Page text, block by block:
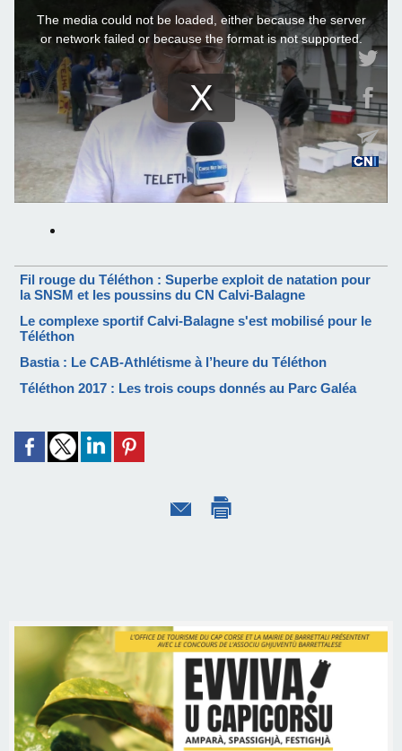
Fil rouge du Téléthon : Superbe exploit de natation pour
la SNSM et les poussins du CN Calvi-Balagne
Le complexe sportif Calvi-Balagne s'est mobilisé pour le
Téléthon
Bastia : Le CAB-Athlétisme à l’heure du Téléthon
Téléthon 2017 : Les trois coups donnés au Parc Galéa